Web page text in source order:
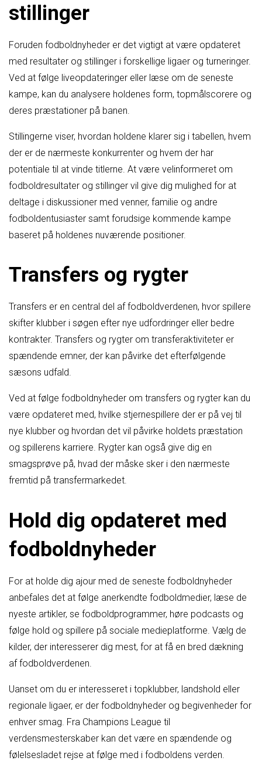
stillinger
Foruden fodboldnyheder er det vigtigt at være opdateret
med resultater og stillinger i forskellige ligaer og turneringer.
Ved at følge liveopdateringer eller læse om de seneste
kampe, kan du analysere holdenes form, topmålscorere og
deres præstationer på banen.
Stillingerne viser, hvordan holdene klarer sig i tabellen, hvem
der er de nærmeste konkurrenter og hvem der har
potentiale til at vinde titlerne. At være velinformeret om
fodboldresultater og stillinger vil give dig mulighed for at
deltage i diskussioner med venner, familie og andre
fodboldentusiaster samt forudsige kommende kampe
baseret på holdenes nuværende positioner.
Transfers og rygter
Transfers er en central del af fodboldverdenen, hvor spillere
skifter klubber i søgen efter nye udfordringer eller bedre
kontrakter. Transfers og rygter om transferaktiviteter er
spændende emner, der kan påvirke det efterfølgende
sæsons udfald.
Ved at følge fodboldnyheder om transfers og rygter kan du
være opdateret med, hvilke stjernespillere der er på vej til
nye klubber og hvordan det vil påvirke holdets præstation
og spillerens karriere. Rygter kan også give dig en
smagsprøve på, hvad der måske sker i den nærmeste
fremtid på transfermarkedet.
Hold dig opdateret med
fodboldnyheder
For at holde dig ajour med de seneste fodboldnyheder
anbefales det at følge anerkendte fodboldmedier, læse de
nyeste artikler, se fodboldprogrammer, høre podcasts og
følge hold og spillere på sociale medieplatforme. Vælg de
kilder, der interesserer dig mest, for at få en bred dækning
af fodboldverdenen.
Uanset om du er interesseret i topklubber, landshold eller
regionale ligaer, er der fodboldnyheder og begivenheder for
enhver smag. Fra Champions League til
verdensmesterskaber kan det være en spændende og
følelsesladet rejse at følge med i fodboldens verden.